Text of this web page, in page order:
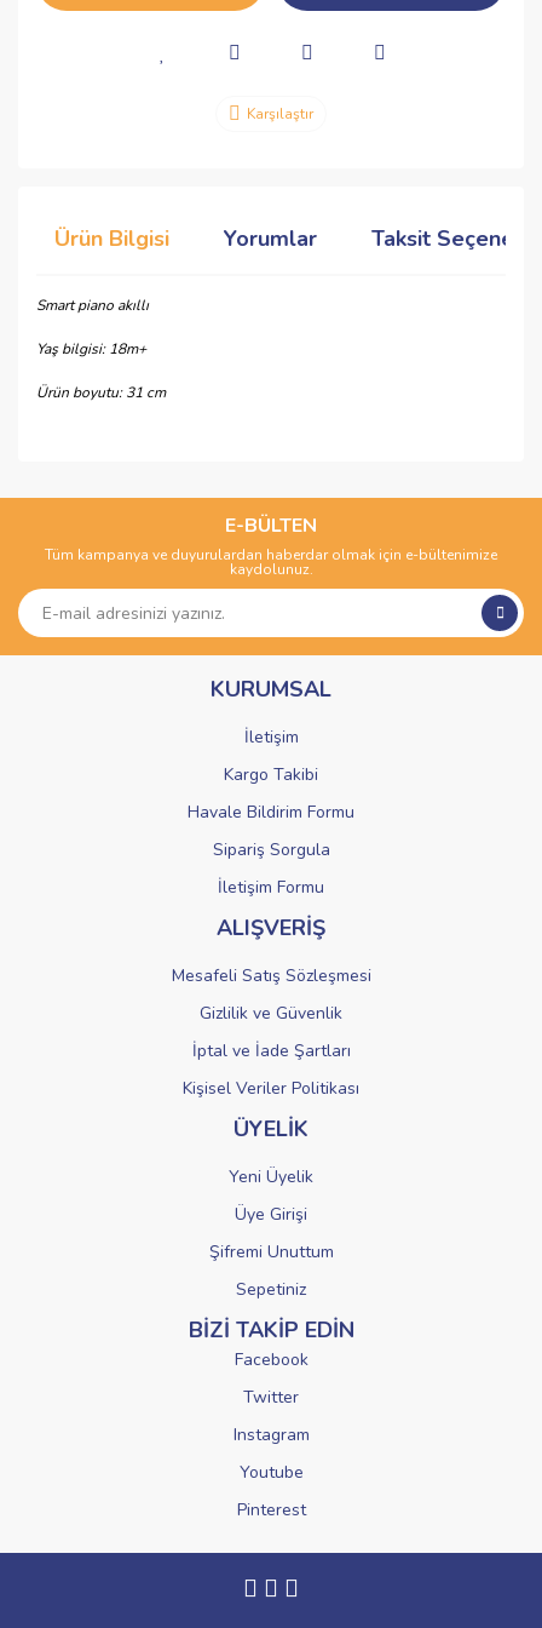
Karşılaştır
Ürün Bilgisi Yorumlar Taksit
Smart piano akıllı
Yaş bilgisi: 18m+
Ürün boyutu: 31 cm
Yorum Yaz
kullanarak tarafımıza iletebilirsiniz.
Görüş ve önerileriniz için teşekkür ederiz.
Ürün açıklamasında eksik bilgiler bulunuyor.
Ürün bilgilerinde hatalar bulunuyor.
Ürün fiyatı diğer sitelerden daha pahalı.
Gönder
E-BÜLTEN
Tüm kampanya ve duyurulardan haberdar olmak için e-bültenimize
kaydolunuz.
KURUMSAL
İletişim
Kargo Takibi
Havale Bildirim Formu
Sipariş Sorgula
İletişim Formu
ALIŞVERİŞ
Mesafeli Satış Sözleşmesi
Gizlilik ve Güvenlik
İptal ve İade Şartları
Kişisel Veriler Politikası
ÜYELİK
Yeni Üyelik
Üye Girişi
Şifremi Unuttum
Sepetiniz
BİZİ TAKİP EDİN
Facebook
Twitter
Instagram
Youtube
Pinterest